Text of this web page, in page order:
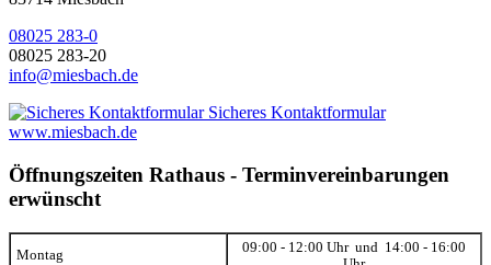
08025 283-0
08025 283-20
info@miesbach.de
Sicheres Kontaktformular
www.miesbach.de
Öffnungszeiten Rathaus - Terminvereinbarungen
erwünscht
Montag
09:00 - 12:00 Uhr und 14:00 - 16:00